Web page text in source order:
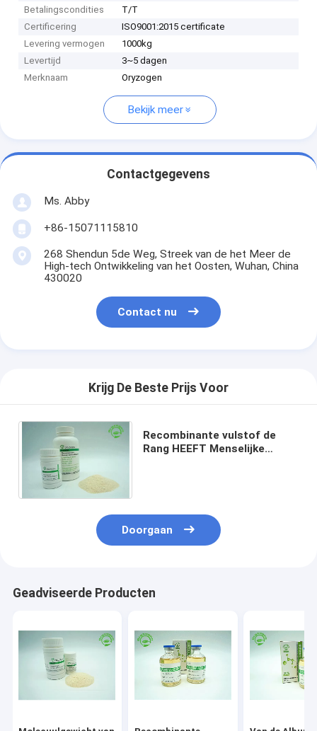
Betalingscondities
T/T
Certificering
ISO9001:2015 certificate
Levering vermogen
1000kg
Levertijd
3~5 dagen
Merknaam
Oryzogen
Bekijk meer
Contactgegevens
Ms. Abby
+86-15071115810
268 Shendun 5de Weg, Streek van de het Meer de
High-tech Ontwikkeling van het Oosten, Wuhan, China
430020
Contact nu
Krijg De Beste Prijs Voor
Recombinante vulstof de
Rang HEEFT Menselijke
Doorgaan
Geadviseerde Producten